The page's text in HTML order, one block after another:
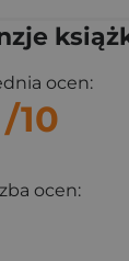
ocen:
/10
ocen: